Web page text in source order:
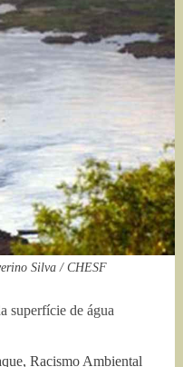
Silva / CHESF
superfície de água
, Racismo Ambiental